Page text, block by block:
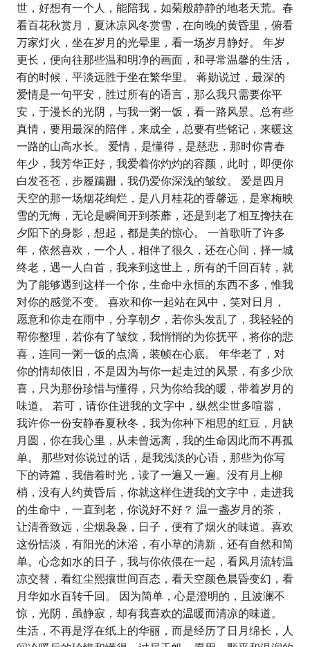
世，好想有一个人，能陪我，如菊般静静的地老天荒。春
看百花秋赏月，夏沐凉风冬赏雪，在向晚的黄昏里，俯看
万家灯火，坐在岁月的光晕里，看一场岁月静好。 年岁
更长，便向往那些温和明净的画面，和寻常温馨的生活，
有的时候，平淡远胜于坐在繁华里。 蒋勋说过，最深的
爱情是一句平安，胜过所有的语言，那么我只需要你平
安，于漫长的光阴，与我一粥一饭，看一路风景。总有些
真情，要用最深的陪伴，来成全，总要有些铭记，来暖这
一路的山高水长。 爱情，是懂得，是慈悲，那时你青春
年少，我芳华正好，我爱着你灼灼的容颜，此时，即便你
白发苍苍，步履蹒跚，我仍爱你深浅的皱纹。 爱是四月
天空的那一场烟花绚烂，是八月桂花的香馨远，是寒梅映
雪的无悔，无论是瞬间开到荼蘼，还是到老了相互搀扶在
夕阳下的身影，想起，都是美的惊心。 一首歌听了许多
年，依然喜欢，一个人，相伴了很久，还在心间，择一城
终老，遇一人白首，我来到这世上，所有的千回百转，就
为了能够遇到这样一个你，生命中永恒的东西不多，惟我
对你的感觉不变。 喜欢和你一起站在风中，笑对日月，
愿意和你走在雨中，分享朝夕，若你头发乱了，我轻轻的
帮你整理，若你有了皱纹，我悄悄的为你抚平，将你的悲
喜，连同一粥一饭的点滴，装帧在心底。 年华老了，对
你的情却依旧，不是因为与你一起走过的风景，有多少欣
喜，只为那份珍惜与懂得，只为你给我的暖，带着岁月的
味道。 若可，请你住进我的文字中，纵然尘世多喧嚣，
我许你一份安静春夏秋冬，我为你种下相思的红豆，月缺
月圆，你在我心里，从未曾远离，我的生命因此而不再孤
单。 那些对你说过的话，是我浅淡的心语，那些为你写
下的诗篇，我借着时光，读了一遍又一遍。没有月上柳
梢，没有人约黄昏后，你就这样住进我的文字中，走进我
的生命中，一直到老，你说好不好？ 温一盏岁月的茶，
让清香致远，尘烟袅袅，日子，便有了烟火的味道。喜欢
这份恬淡，有阳光的沐浴，有小草的清新，还有自然和简
单。心念如水的日子，我与你依偎在一起，看风月流转温
凉交替，看红尘熙攘世间百态，看天空颜色晨昏变幻，看
月华如水百转千回。 因为简单，心是澄明的，且波澜不
惊，光阴，虽静寂，却有我喜欢的温暖而清凉的味道。
生活，不再是浮在纸上的华丽，而是经历了日月绵长，人